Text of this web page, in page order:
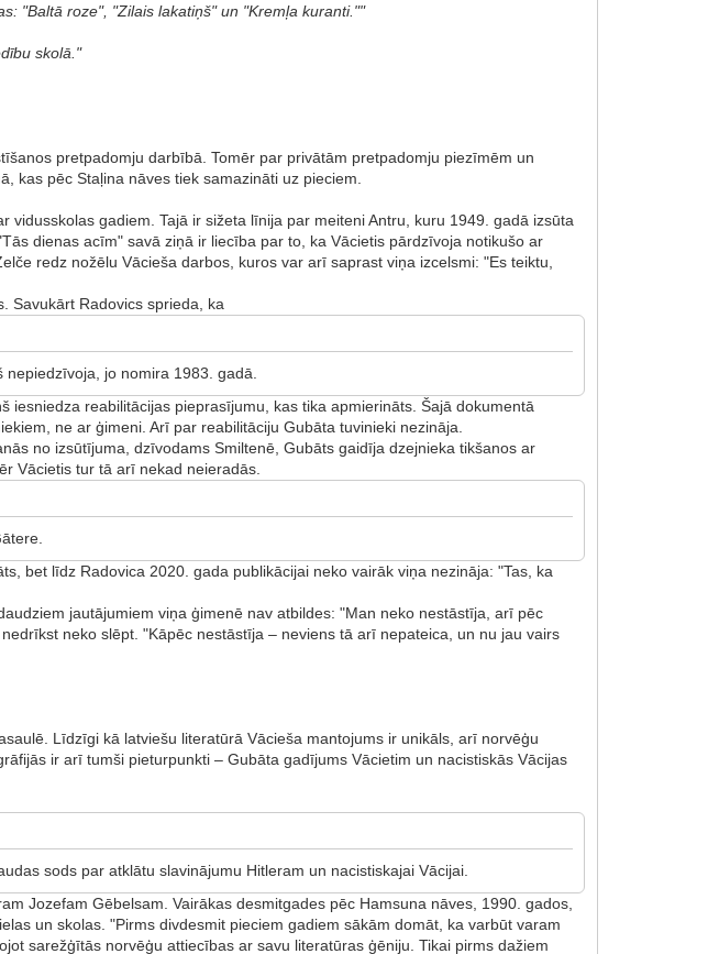
"Baltā roze", "Zilais lakatiņš" un "Kremļa kuranti.""
skolā."
pretpadomju darbībā. Tomēr par privātām pretpadomju piezīmēm un
kas pēc Staļina nāves tiek samazināti uz pieciem.
gadiem. Tajā ir sižeta līnija par meiteni Antru, kuru 1949. gadā izsūta
dienas acīm" savā ziņā ir liecība par to, ka Vācietis pārdzīvoja notikušo ar
redz nožēlu Vācieša darbos, kuros var arī saprast viņa izcelsmi: "Es teiktu,
Savukārt Radovics sprieda, ka
jo nomira 1983. gadā.
reabilitācijas pieprasījumu, kas tika apmierināts. Šajā dokumentā
ne ar ģimeni. Arī par reabilitāciju Gubāta tuvinieki nezināja.
no izsūtījuma, dzīvodams Smiltenē, Gubāts gaidīja dzejnieka tikšanos ar
Vācietis tur tā arī nekad neieradās.
bet līdz Radovica 2020. gada publikācijai neko vairāk viņa nezināja: "Tas, ka
jautājumiem viņa ģimenē nav atbildes: "Man neko nestāstīja, arī pēc
neko slēpt. "Kāpēc nestāstīja – neviens tā arī nepateica, un nu jau vairs
Līdzīgi kā latviešu literatūrā Vācieša mantojums ir unikāls, arī norvēģu
ir arī tumši pieturpunkti – Gubāta gadījums Vācietim un nacistiskās Vācijas
sods par atklātu slavinājumu Hitleram un nacistiskajai Vācijai.
Jozefam Gēbelsam. Vairākas desmitgades pēc Hamsuna nāves, 1990. gados,
un skolas. "Pirms divdesmit pieciem gadiem sākām domāt, ka varbūt varam
sarežģītās norvēģu attiecības ar savu literatūras ģēniju. Tikai pirms dažiem